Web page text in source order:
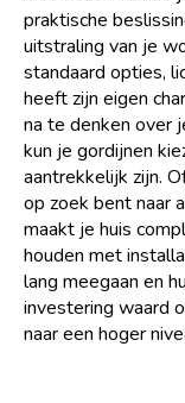
praktische
uitstraling van je
standaard opties,
heeft zijn eigen
na te denken over
kun je gordijnen
aantrekkelijk zijn.
op zoek bent naar
maakt je huis
houden met
lang meegaan en
investering waard
naar een hoger